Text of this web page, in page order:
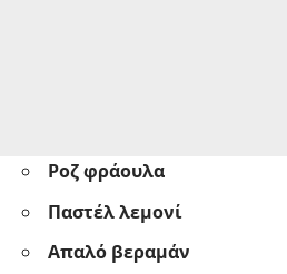
Ροζ φράουλα
Παστέλ λεμονί
Απαλό βεραμάν